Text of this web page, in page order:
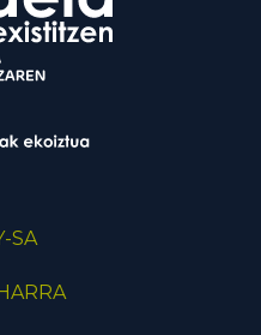
SA